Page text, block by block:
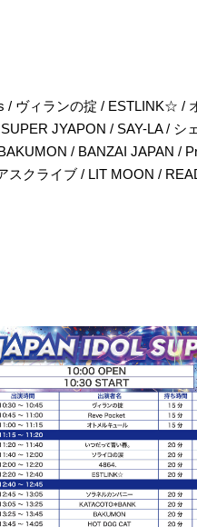
ヴィランの掟 / ESTLINK☆ /
JYAPON / SAY-LA / シ
/ BANZAI JAPAN /
クライブ / LIT MOON /